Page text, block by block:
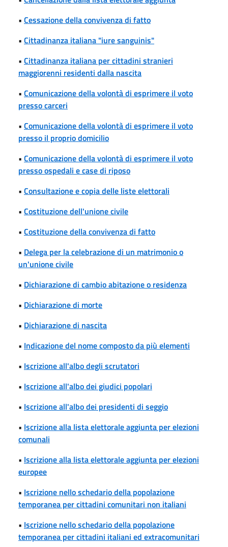
• Cessazione della convivenza di fatto
• Cittadinanza italiana "iure sanguinis"
• Cittadinanza italiana per cittadini stranieri
maggiorenni residenti dalla nascita
• Comunicazione della volontà di esprimere il voto
presso carceri
• Comunicazione della volontà di esprimere il voto
presso il proprio domicilio
• Comunicazione della volontà di esprimere il voto
presso ospedali e case di riposo
• Consultazione e copia delle liste elettorali
• Costituzione dell'unione civile
• Costituzione della convivenza di fatto
• Delega per la celebrazione di un matrimonio o
un'unione civile
• Dichiarazione di cambio abitazione o residenza
• Dichiarazione di morte
• Dichiarazione di nascita
• Indicazione del nome composto da più elementi
• Iscrizione all'albo degli scrutatori
• Iscrizione all'albo dei giudici popolari
• Iscrizione all'albo dei presidenti di seggio
• Iscrizione alla lista elettorale aggiunta per elezioni
comunali
• Iscrizione alla lista elettorale aggiunta per elezioni
europee
• Iscrizione nello schedario della popolazione
temporanea per cittadini comunitari non italiani
• Iscrizione nello schedario della popolazione
temporanea per cittadini italiani ed extracomunitari